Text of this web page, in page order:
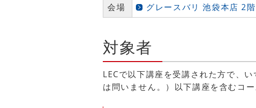
会場 グレースバリ 池袋本店 2
対象者
LECで以下講座を受講された方で、
は問いません。）以下講座を含むコ